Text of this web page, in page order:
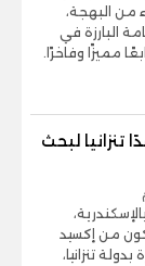
من البهجة،
البارزة في
مميزًا وفاخرًا.
تنزانيا لبحث
من إكسيد
تنزانيا،